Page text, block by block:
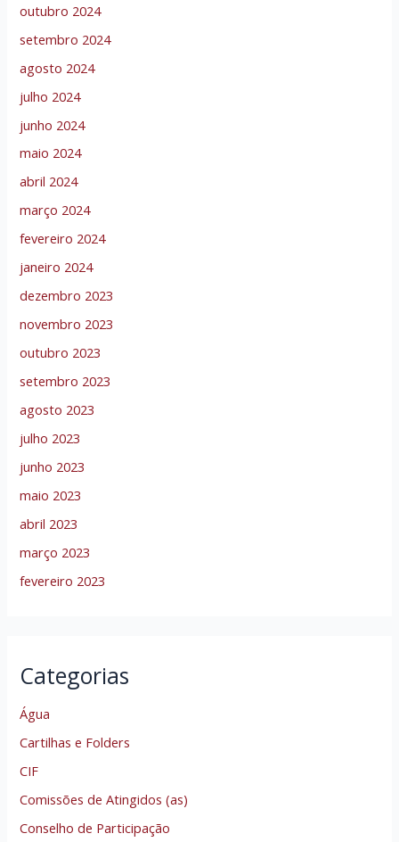
outubro 2024
setembro 2024
agosto 2024
julho 2024
junho 2024
maio 2024
abril 2024
março 2024
fevereiro 2024
janeiro 2024
dezembro 2023
novembro 2023
outubro 2023
setembro 2023
agosto 2023
julho 2023
junho 2023
maio 2023
abril 2023
março 2023
fevereiro 2023
Categorias
Água
Cartilhas e Folders
CIF
Comissões de Atingidos (as)
Conselho de Participação